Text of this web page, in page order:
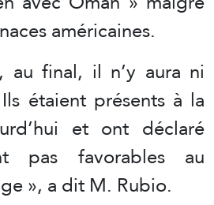
américaines.
final, il n’y aura ni
étaient présents à la
et ont déclaré
pas favorables au
», a dit M. Rubio.